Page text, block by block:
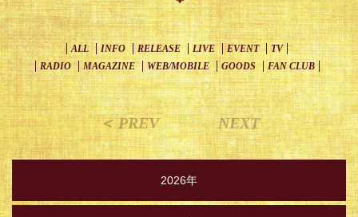
ALL INFO RELEASE LIVE EVENT
TV
RADIO
MAGAZINE WEB/MOBILE GOODS FAN CLUB
＜ PREV NEXT
2026年